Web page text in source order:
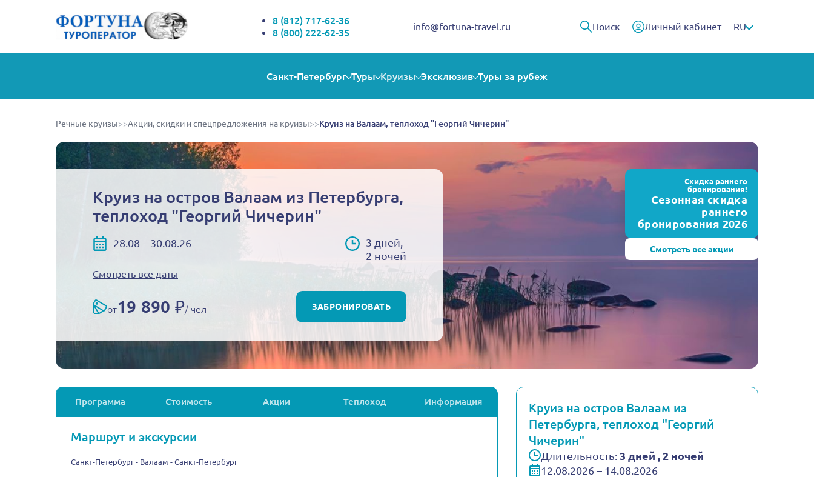
Выбираете себе увлекательную поездку? Могу помочь!
8 (812) 717-62-36
8 (800) 222-62-35
info@fortuna-travel.ru Поиск Личный кабинет RU
Санкт-Петербург Туры Круизы Эксклюзив Туры за рубеж
Речные круизы>>Акции, скидки и спецпредложения на круизы>>Круиз на Валаам, теплоход "Георгий Чичерин"
Круиз на остров Валаам из Петербурга,
теплоход "Георгий Чичерин"
28.08 – 30.08.26
3 дней,
2 ночей
Смотреть все даты
от19 890 ₽/ чел ЗАБРОНИРОВАТЬ
Скидка раннего
бронирования!
Сезонная скидка
раннего
бронирования 2026
Смотреть все акции
Программа Стоимость Акции Теплоход Информация
Маршрут и экскурсии
Санкт-Петербург - Валаам - Санкт-Петербург
Круиз на остров Валаам из
Петербурга, теплоход "Георгий
Чичерин"
Длительность: 3 дней , 2 ночей
12.08.2026 – 14.08.2026